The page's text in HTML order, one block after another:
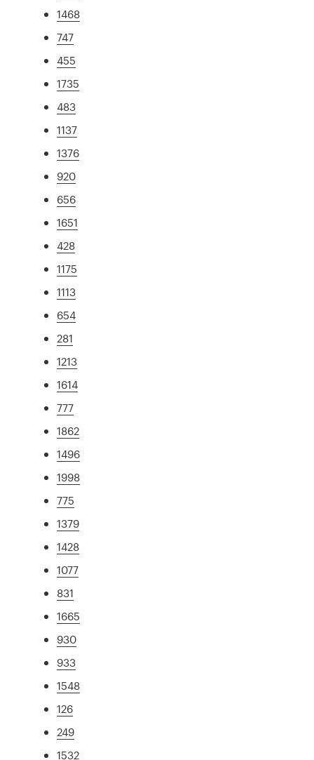
1468
747
455
1735
483
1137
1376
920
656
1651
428
1175
1113
654
281
1213
1614
777
1862
1496
1998
775
1379
1428
1077
831
1665
930
933
1548
126
249
1532